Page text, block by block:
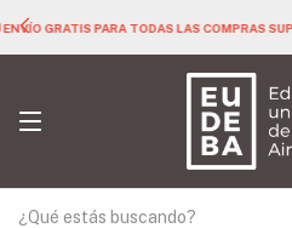
🚚 ENVÍO GRATIS PARA TODAS LAS